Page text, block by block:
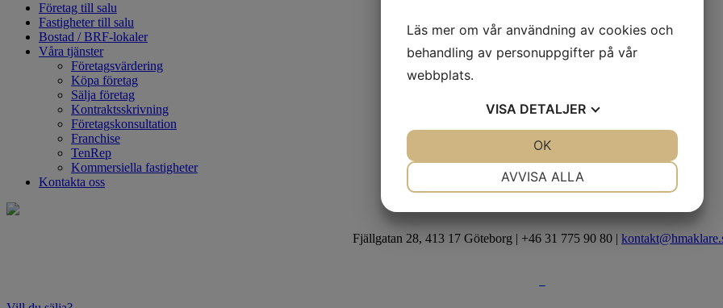
Företag till salu
Fastigheter till salu
Bostad / BRF-lokaler
Våra tjänster
Företagsvärdering
Köpa företag
Sälja företag
Kontraktsskrivning
Företagskonsultation
Franchise
TenRep
Kommersiella fastigheter
Kontakta oss
Fjällgatan 28, 413 17 Göteborg | +46 31 775 90 80 |
Läs mer om vår användning av cookies och
behandling av personuppgifter på vår
webbplats.
VISA DETALJER
AVVISA ALLA
OK